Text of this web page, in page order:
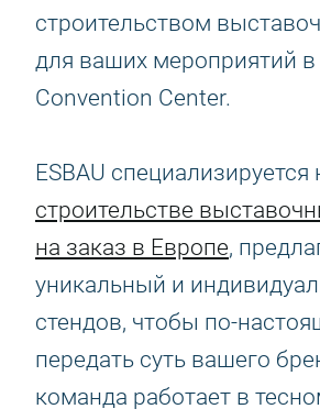
строительством
для ваших мероприятий в
Convention Center.
ESBAU специализируется
строительстве
на заказ в Европе,
уникальный и
стендов, чтобы по-
передать суть вашего
команда работает в